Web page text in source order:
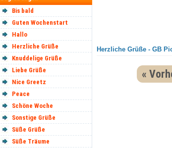
Bis bald
Guten Wochenstart
Hallo
Herzliche Grüße
Knuddelige Grüße
Liebe Grüße
Nice Greetz
Peace
Schöne Woche
Sonstige Grüße
Süße Grüße
Süße Träume
Herzliche Grüße - GB
«